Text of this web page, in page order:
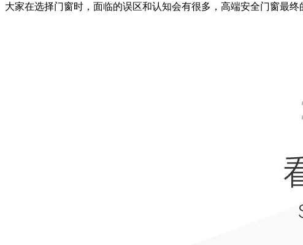
大家在选择门窗时，面临的误区和认知会有很多，高端安全门窗最